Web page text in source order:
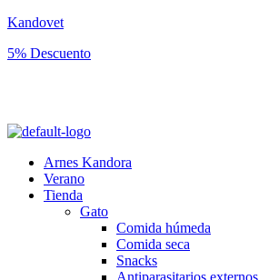
Kandovet
5% Descuento
Arnes Kandora
Verano
Tienda
Gato
Comida húmeda
Comida seca
Snacks
Antiparasitarios externos